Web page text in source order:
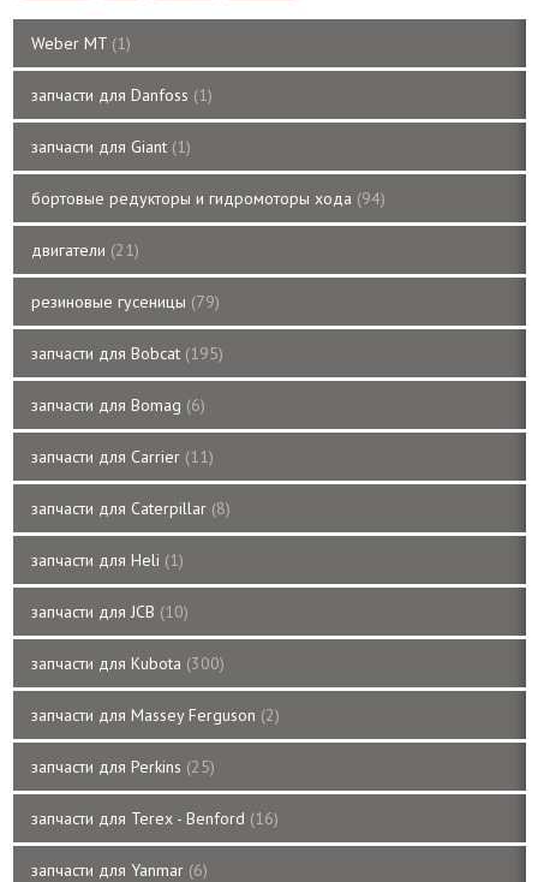
Weber MT 1
запчасти для Danfoss 1
запчасти для Giant 1
бортовые редукторы и гидромоторы хода 94
двигатели 21
резиновые гусеницы 79
запчасти для Bobcat 195
запчасти для Bomag 6
запчасти для Carrier 11
запчасти для Caterpillar 8
запчасти для Heli 1
запчасти для JCB 10
запчасти для Kubota 300
запчасти для Massey Ferguson 2
запчасти для Perkins 25
запчасти для Terex - Benford 16
запчасти для Yanmar 6